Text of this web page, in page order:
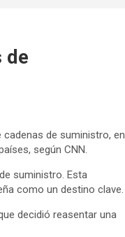
de
cadenas de suministro, en
según CNN.
suministro. Esta
como un destino clave.
decidió reasentar una